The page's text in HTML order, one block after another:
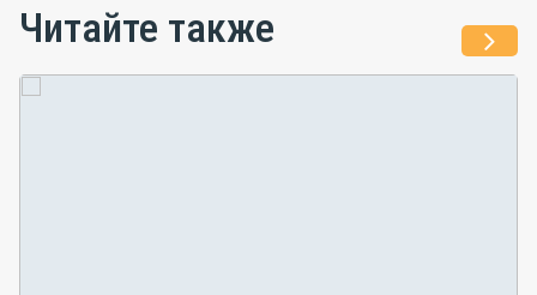
Читайте также